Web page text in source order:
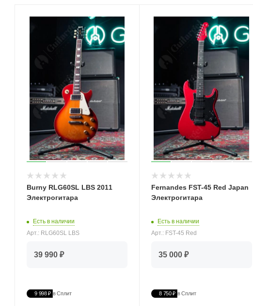
Burny RLG60SL LBS 2011
Электрогитара
Есть в наличии
Арт.: RLG60SL LBS
39 990 ₽
9 998 ₽ в Сплит
Fernandes FST-45 Red Japan
Электрогитара
Есть в наличии
Арт.: FST-45 Red
35 000 ₽
8 750 ₽ в Сплит